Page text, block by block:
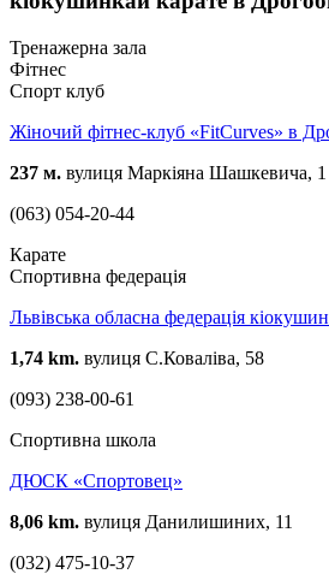
Тренажерна зала
Фітнес
Спорт клуб
Жіночий фітнес-клуб «FitCurves» в
237 м. вулиця Маркіяна Шашкевича, 1
(063) 054-20-44
Карате
Спортивна федерація
Львівська обласна федерація
1,74 km. вулиця С.Коваліва, 58
(093) 238-00-61
Спортивна школа
ДЮСК «Спортовец»
8,06 km. вулиця Данилишиних, 11
(032) 475-10-37